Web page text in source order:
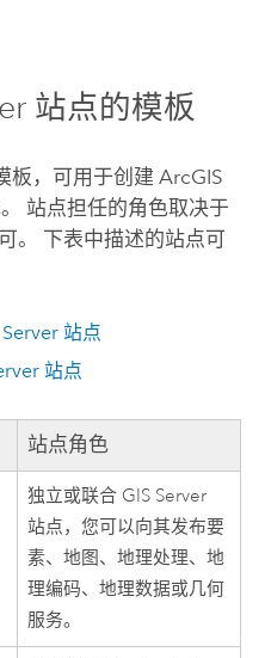
站点的模板
板，可用于创建 ArcGIS
站点担任的角色取决于
。 下表中描述的站点可
站点
站点
站点角色
独立或联合 GIS Server
站点，您可以向其发布要
素、地图、地理处理、地
理编码、地理数据或几何
服务。